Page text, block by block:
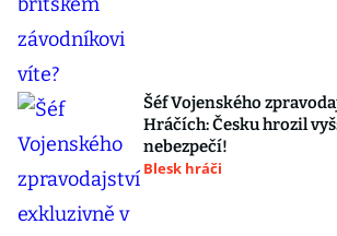
Šéf Vojenského
Hráčích: Česku hrozil
nebezpečí!
Blesk hráči